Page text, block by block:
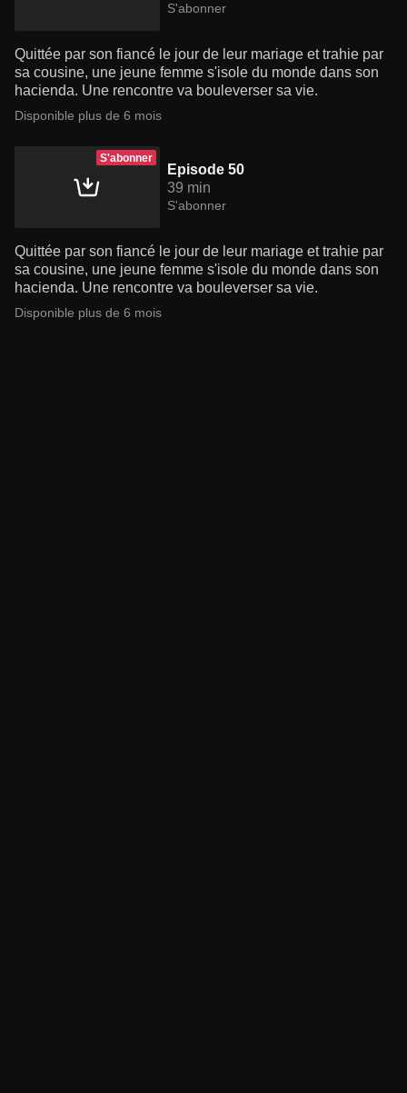
S'abonner
Quittée par son fiancé le jour de leur mariage et trahie par
sa cousine, une jeune femme s'isole du monde dans son
hacienda. Une rencontre va bouleverser sa vie.
Disponible plus de 6 mois
S'abonner
Episode 50
39 min
S'abonner
Quittée par son fiancé le jour de leur mariage et trahie par
sa cousine, une jeune femme s'isole du monde dans son
hacienda. Une rencontre va bouleverser sa vie.
Disponible plus de 6 mois